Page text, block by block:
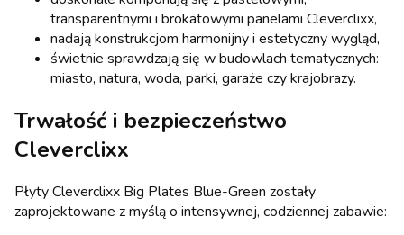
transparentnymi i brokatowymi panelami Cleverclixx,
nadają konstrukcjom harmonijny i estetyczny wygląd,
świetnie sprawdzają się w budowlach tematycznych:
miasto, natura, woda, parki, garaże czy krajobrazy.
Trwałość i bezpieczeństwo
Cleverclixx
Płyty Cleverclixx Big Plates Blue-Green zostały
zaprojektowane z myślą o intensywnej, codziennej zabawie: